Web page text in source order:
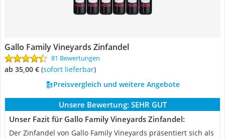
Gallo Family Vineyards Zinfandel
81 Bewertungen
ab 35,00 € ( Sofort lieferbar)
Preisvergleich und weitere Angebote
Unsere Bewertung: SEHR GUT
Unser Fazit für Gallo Family Vineyards Zinfandel:
Der Zinfandel von Gallo Family Vineyards präsentiert sich als